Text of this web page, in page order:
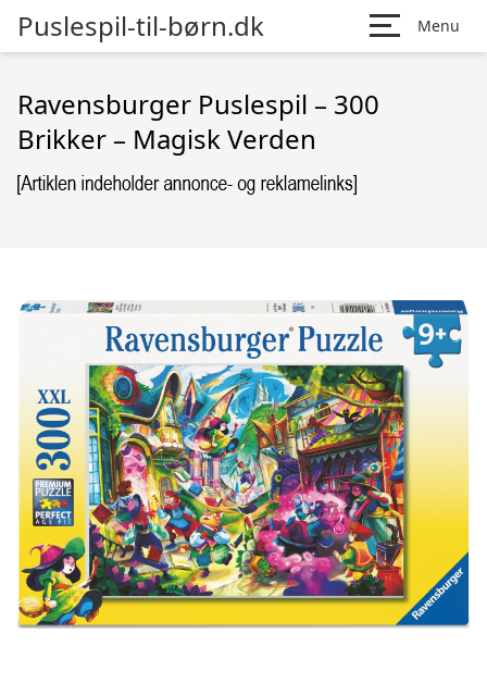
Puslespil-til-børn.dk Menu
Ravensburger Puslespil – 300
Brikker – Magisk Verden